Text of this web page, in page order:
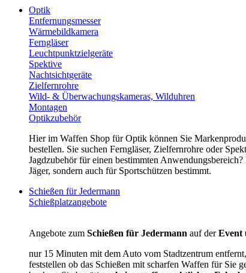
Optik
Entfernungsmesser
Wärmebildkamera
Ferngläser
Leuchtpunktzielgeräte
Spektive
Nachtsichtgeräte
Zielfernrohre
Wild- & Überwachungskameras, Wilduhren
Montagen
Optikzubehör
Hier im Waffen Shop für Optik können Sie
bestellen. Sie suchen Ferngläser, Zielfernrohre oder
Jagdzubehör für einen bestimmten
Jäger, sondern auch für Sportschützen bestimmt.
Schießen für Jedermann
Schießplatzangebote
Angebote zum Schießen für Jedermann auf derEvent
nur 15 Minuten mit dem Auto vom Stadtzentrum
feststellen ob das Schießen mit scharfen Waffen für Sie